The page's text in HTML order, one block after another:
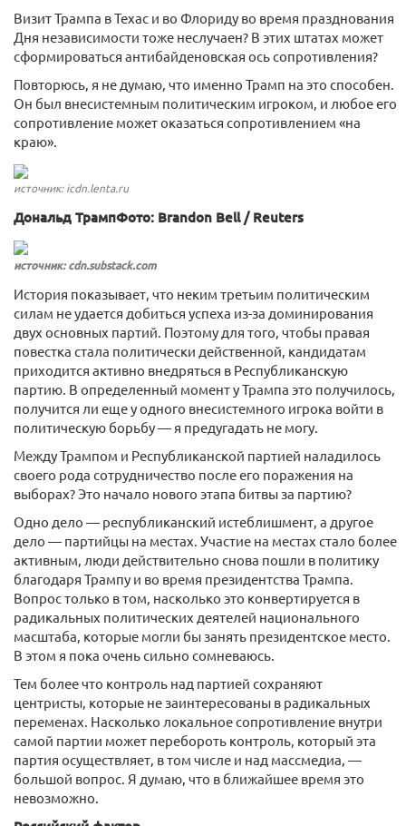
Визит Трампа в Техас и во Флориду во время празднования
Дня независимости тоже неслучаен? В этих штатах может
сформироваться антибайденовская ось сопротивления?
Повторюсь, я не думаю, что именно Трамп на это способен.
Он был внесистемным политическим игроком, и любое его
сопротивление может оказаться сопротивлением «на
краю».
источник: icdn.lenta.ru
Дональд ТрампФото: Brandon Bell / Reuters
источник: cdn.substack.com
История показывает, что неким третьим политическим
силам не удается добиться успеха из-за доминирования
двух основных партий. Поэтому для того, чтобы правая
повестка стала политически действенной, кандидатам
приходится активно внедряться в Республиканскую
партию. В определенный момент у Трампа это получилось,
получится ли еще у одного внесистемного игрока войти в
политическую борьбу — я предугадать не могу.
Между Трампом и Республиканской партией наладилось
своего рода сотрудничество после его поражения на
выборах? Это начало нового этапа битвы за партию?
Одно дело — республиканский истеблишмент, а другое
дело — партийцы на местах. Участие на местах стало более
активным, люди действительно снова пошли в политику
благодаря Трампу и во время президентства Трампа.
Вопрос только в том, насколько это конвертируется в
радикальных политических деятелей национального
масштаба, которые могли бы занять президентское место.
В этом я пока очень сильно сомневаюсь.
Тем более что контроль над партией сохраняют
центристы, которые не заинтересованы в радикальных
переменах. Насколько локальное сопротивление внутри
самой партии может перебороть контроль, который эта
партия осуществляет, в том числе и над массмедиа, —
большой вопрос. Я думаю, что в ближайшее время это
невозможно.